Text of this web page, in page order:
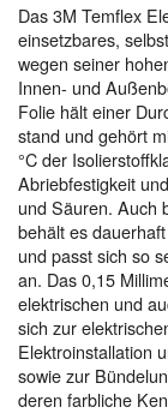
Das 3M Temflex
einsetzbares,
wegen seiner
Innen- und
Folie hält einer
stand und gehört
°C der
Abriebfestigkeit
und Säuren. Auch
behält es
und passt sich so
an. Das 0,15
elektrischen und
sich zur
Elektroinstallation
sowie zur
deren farbliche